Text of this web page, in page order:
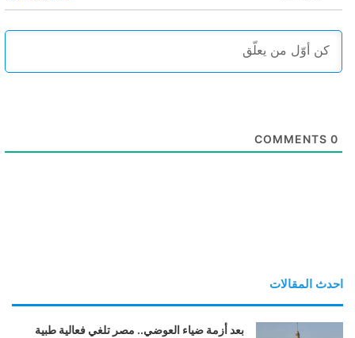
0
احدث المقالات
بعد أزمة ضياء العوضي.. مصر تلغي فعالية طبية